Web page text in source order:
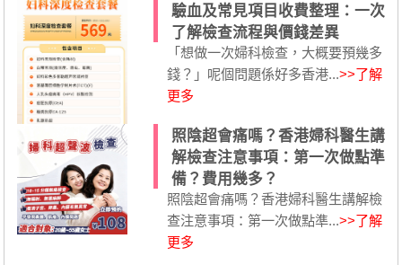
驗血及常見項目收費整理：一次
了解檢查流程與價錢差異
「想做一次婦科檢查，大概要預幾多
錢？」呢個問題係好多香港...>>了解
更多
照陰超會痛嗎？香港婦科醫生講
解檢查注意事項：第一次做點準
備？費用幾多？
照陰超會痛嗎？香港婦科醫生講解檢
查注意事項：第一次做點準...>>了解
更多